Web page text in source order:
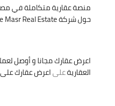
منصة عقارية متكاملة في
حول شركة Gate Masr Real Estate
اعرض عقارك مجانا و أوصل
العقاريةعلىاعرض عقارك على